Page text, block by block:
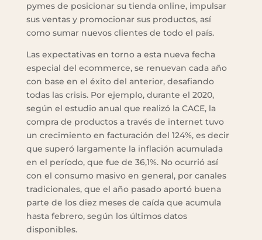
pymes de posicionar su tienda online, impulsar
sus ventas y promocionar sus productos, así
como sumar nuevos clientes de todo el país.
Las expectativas en torno a esta nueva fecha
especial del ecommerce, se renuevan cada año
con base en el éxito del anterior, desafiando
todas las crisis. Por ejemplo, durante el 2020,
según el estudio anual que realizó la CACE, la
compra de productos a través de internet tuvo
un crecimiento en facturación del 124%, es decir
que superó largamente la inflación acumulada
en el período, que fue de 36,1%. No ocurrió así
con el consumo masivo en general, por canales
tradicionales, que el año pasado aportó buena
parte de los diez meses de caída que acumula
hasta febrero, según los últimos datos
disponibles.